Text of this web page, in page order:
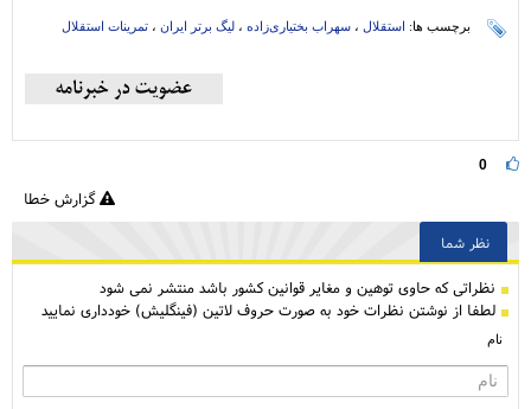
برچسب ها: استقلال ، سهراب بختیاری‌زاده ، لیگ برتر ایران ، تمرینات استقلال
0
گزارش خطا
نظر شما
نظراتی كه حاوی توهین و مغایر قوانین کشور باشد منتشر نمی شود
لطفا از نوشتن نظرات خود به صورت حروف لاتین (فینگلیش) خودداری نمایید
نام